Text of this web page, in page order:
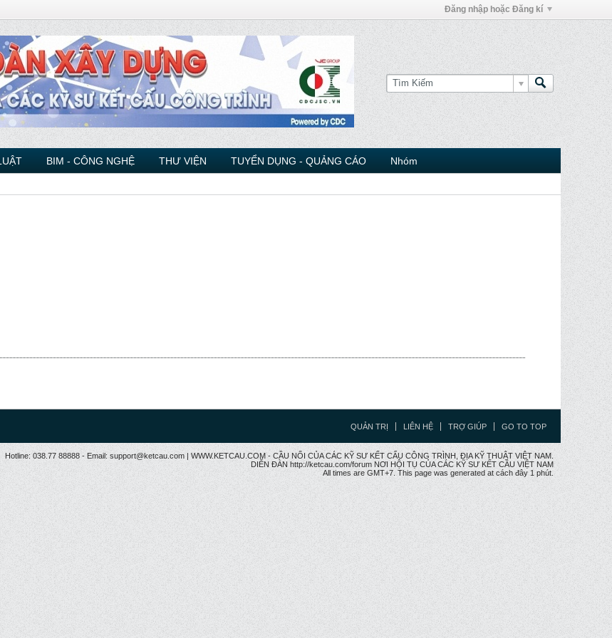
Đăng nhập hoặc Đăng kí
BIM - CÔNG NGHỆ THƯ VIỆN TUYỂN DỤNG - QUẢNG CÁO Nhóm
QUẢN TRỊ LIÊN HỆ TRỢ GIÚP GO TO TOP
Hotline: 038.77 88888 - Email: support@ketcau.com | WWW.KETCAU.COM - CẦU NỐI CỦA CÁC KỸ SƯ KẾT CẤU CÔNG TRÌNH, ĐỊA KỸ THUẬT VIỆT NAM.
DIỄN ĐÀN http://ketcau.com/forum NƠI HỘI TỤ CỦA CÁC KỸ SƯ KẾT CÂU VIỆT NAM
All times are GMT+7. This page was generated at cách đây 1 phút.